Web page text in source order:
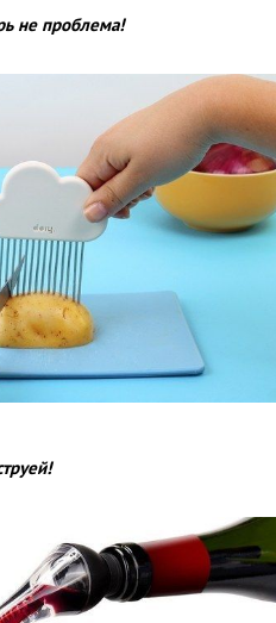
не проблема!